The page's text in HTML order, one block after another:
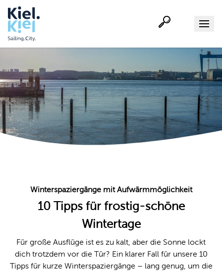
Winterspaziergänge mit Aufwärmmöglichkeit
10 Tipps für frostig-schöne
Wintertage
Für große Ausflüge ist es zu kalt, aber die Sonne lockt
dich trotzdem vor die Tür? Ein klarer Fall für unsere 10
Tipps für kurze Winterspaziergänge – lang genug, um die